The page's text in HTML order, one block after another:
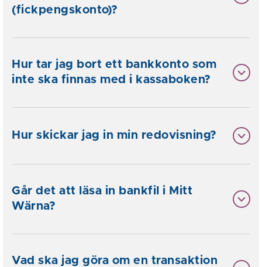
(fickpengskonto)?
Hur tar jag bort ett bankkonto som
inte ska finnas med i kassaboken?
Hur skickar jag in min redovisning?
Går det att läsa in bankfil i Mitt
Wärna?
Vad ska jag göra om en transaktion